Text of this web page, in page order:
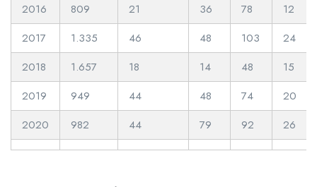
2016
809 21 36 78
12
2017
1.335 46 48 103
24
2018
1.657 18 14 48
15
2019
949 44 48 74
20
2020
982 44 79 92 26